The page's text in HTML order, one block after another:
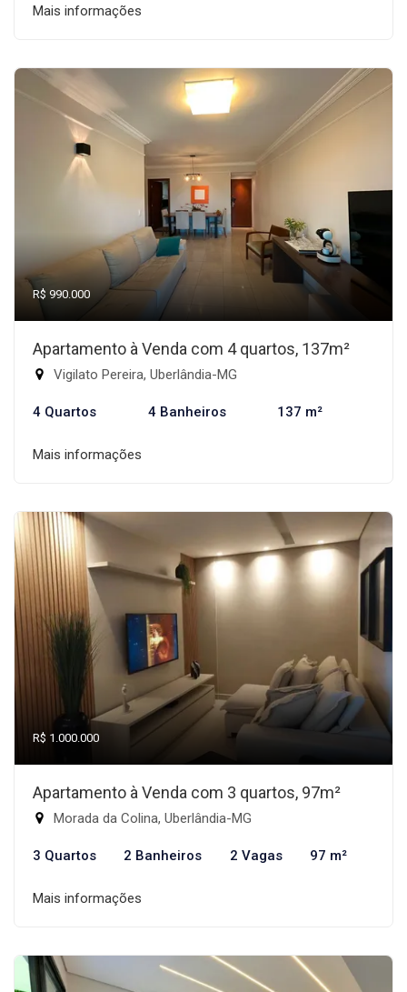
Mais informações
R$ 990.000
Apartamento à Venda com 4 quartos, 137m²
Vigilato Pereira, Uberlândia-MG
4 Quartos 4 Banheiros 137 m²
Mais informações
R$ 1.000.000
Apartamento à Venda com 3 quartos, 97m²
Morada da Colina, Uberlândia-MG
3 Quartos 2 Banheiros 2 Vagas 97 m²
Mais informações